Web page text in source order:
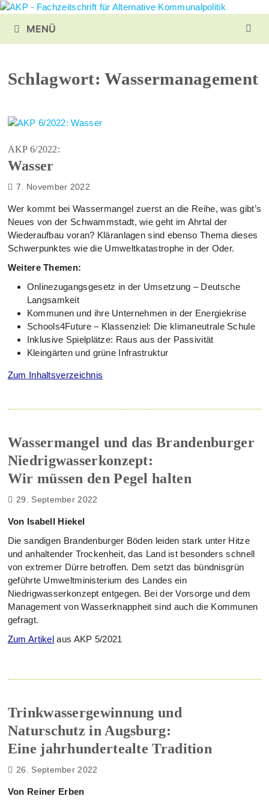
Zurück
Inhalt
MENÜ
Schlagwort:Wassermanagement
AKP 6/2022:
Wasser
7. November 2022
Wer kommt bei Wassermangel zuerst an die Reihe, was gibt’s
Neues von der Schwammstadt, wie geht im Ahrtal der
Wiederaufbau voran? Kläranlagen sind ebenso Thema dieses
Schwerpunktes wie die Umweltkatastrophe in der Oder.
Weitere Themen:
Onlinezugangsgesetz in der Umsetzung – Deutsche
Langsamkeit
Kommunen und ihre Unternehmen in der Energiekrise
Schools4Future – Klassenziel: Die klimaneutrale Schule
Inklusive Spielplätze: Raus aus der Passivität
Kleingärten und grüne Infrastruktur
Zum Inhaltsverzeichnis
Wassermangel und das Brandenburger
Niedrigwasserkonzept:
Wir müssen den Pegel halten
29. September 2022
Von Isabell Hiekel
Die sandigen Brandenburger Böden leiden stark unter Hitze
und anhaltender Trockenheit, das Land ist besonders schnell
von extremer Dürre betroffen. Dem setzt das bündnisgrün
geführte Umweltministerium des Landes ein
Niedrigwasserkonzept entgegen. Bei der Vorsorge und dem
Management von Wasserknappheit sind auch die Kommunen
gefragt.
Zum Artikel aus AKP 5/2021
Trinkwassergewinnung und
Naturschutz in Augsburg:
Eine jahrhundertealte Tradition
26. September 2022
Von Reiner Erben